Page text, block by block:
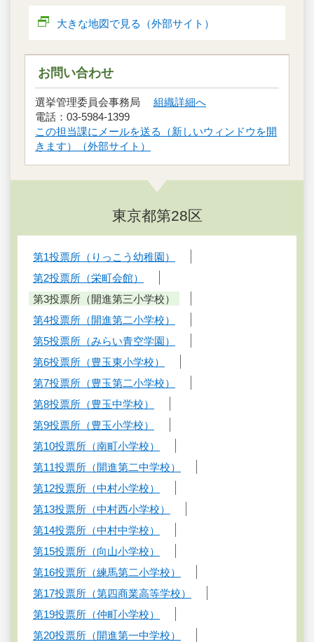
大きな地図で見る（外部サイト）
お問い合わせ
選挙管理委員会事務局 組織詳細へ
電話：03-5984-1399
この担当課にメールを送る（新しいウィンドウを開
きます）（外部サイト）
東京都第28区
第1投票所（りっこう幼稚園）
第2投票所（栄町会館）
第3投票所（開進第三小学校）
第4投票所（開進第二小学校）
第5投票所（みらい青空学園）
第6投票所（豊玉東小学校）
第7投票所（豊玉第二小学校）
第8投票所（豊玉中学校）
第9投票所（豊玉小学校）
第10投票所（南町小学校）
第11投票所（開進第二中学校）
第12投票所（中村小学校）
第13投票所（中村西小学校）
第14投票所（中村中学校）
第15投票所（向山小学校）
第16投票所（練馬第二小学校）
第17投票所（第四商業高等学校）
第19投票所（仲町小学校）
第20投票所（開進第一中学校）